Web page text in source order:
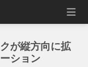
が縦方向に拡
ション